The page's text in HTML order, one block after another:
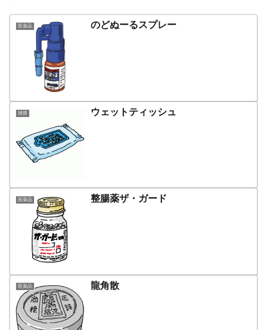
医薬品 のどぬーるスプレー
雑貨 ウェットティッシュ
医薬品 整腸薬ザ・ガード
医薬品 龍角散